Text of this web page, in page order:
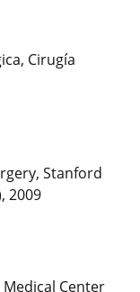
Cirugía
Stanford
2009
Center